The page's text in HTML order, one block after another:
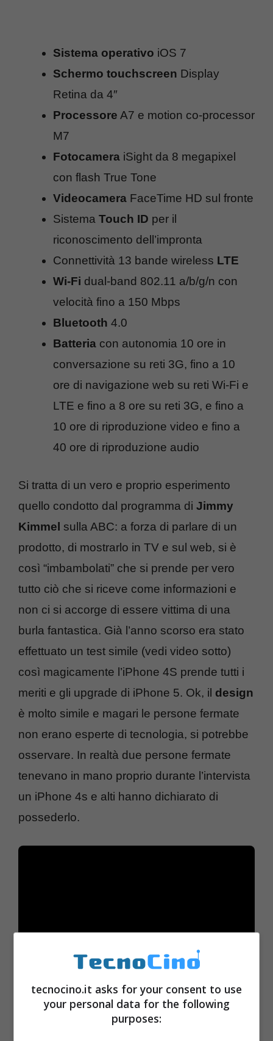
Sistema operativo iOS 7
Schermo touchscreen Display
Retina da 4″
Processore A7 e motion co-processor
M7
Fotocamera iSight da 8 megapixel
con flash True Tone
Videocamera FaceTime HD sul fronte
Sistema Touch ID per il
riconoscimento dell’impronta
Connettività 13 bande wireless LTE
Wi-Fi dual-band 802.11 a/b/g/n con
velocità fino a 150 Mbps
Bluetooth 4.0
Batteria con autonomia 10 ore in
conversazione su reti 3G, fino a 10
ore di navigazione web su reti Wi-Fi e
LTE e fino a 8 ore su reti 3G, e fino a
10 ore di riproduzione video e fino a
40 ore di riproduzione audio
Si tratta di un vero e proprio esperimento
quello condotto dal programma di Jimmy
Kimmel sulla ABC: a forza di parlare di un
prodotto, di mostrarlo in TV e sul web, si è
così “imbambolati” che si prende per vero
tutto ciò che si riceve come informazioni e
non ci si accorge di essere vittima di una
burla fantastica. Già l’anno scorso era stato
effettuato un test simile (vedi video sotto)
così magicamente l’iPhone 4S prende tutti i
meriti e gli upgrade di iPhone 5. Ok, il design
è molto simile e magari le persone fermate
non erano esperte di tecnologia, si potrebbe
osservare. In realtà due persone fermate
tenevano in mano proprio durante l’intervista
un iPhone 4s e alti hanno dichiarato di
possederlo.
tecnocino.it asks for your consent to use
your personal data for the following
purposes: